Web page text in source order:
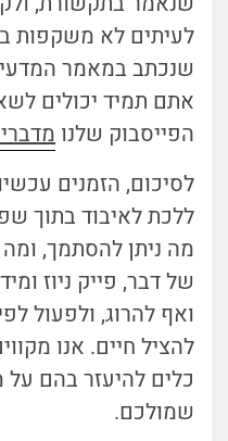
לעיתים לא משקפות
אתם תמיד יכולים
הפייסבוק שלנו
לסיכום, הזמנים
ללכת לאיבוד בתוך
מה ניתן להסתמך,
של דבר, פייק ניוז
ואף להרוג, ולפעול
להציל חיים. אנו
כלים להיעזר בהם
שמולכם.